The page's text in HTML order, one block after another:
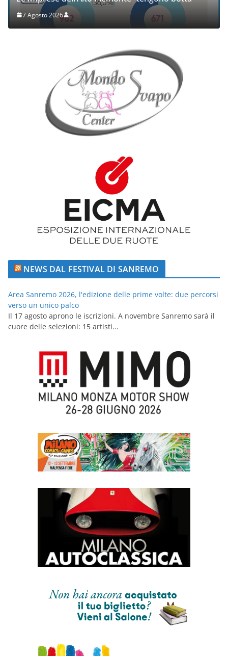
7 Agosto 2026 .
NEWS DAL FESTIVAL DI SANREMO
Area Sanremo 2026, l'edizione delle prime volte: due percorsi
verso un unico palco
Il 17 agosto aprono le iscrizioni. A novembre Sanremo sarà il
cuore delle selezioni: 15 artisti...